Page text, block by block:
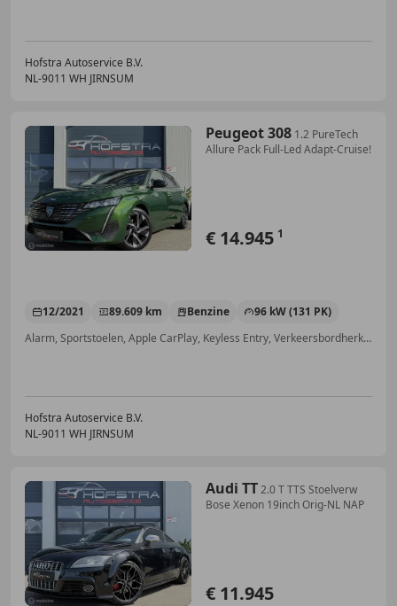
Hofstra Autoservice B.V.
NL-9011 WH JIRNSUM
Peugeot 308 1.2 PureTech
Allure Pack Full-Led Adapt-Cruise!
€ 14.945 1
12/2021 89.609 km Benzine
96 kW (131 PK)
Alarm, Sportstoelen, Apple CarPlay, Keyless Entry, Verkeersbordherkenning, Dodehoekdetectie, Geheel digitaal combi-instrument, Adaptieve Cruise Control
Hofstra Autoservice B.V.
NL-9011 WH JIRNSUM
Audi TT2.0 T TTS Stoelverw
Bose Xenon 19inch Orig-NL NAP
€ 11.945